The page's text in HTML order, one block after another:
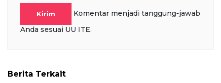
Kirim
Komentar menjadi tanggung-jawab
Anda sesuai UU ITE.
Berita Terkait